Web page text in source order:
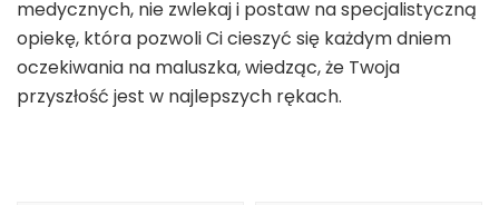
medycznych, nie zwlekaj i postaw na specjalistyczną
opiekę, która pozwoli Ci cieszyć się każdym dniem
oczekiwania na maluszka, wiedząc, że Twoja
przyszłość jest w najlepszych rękach.